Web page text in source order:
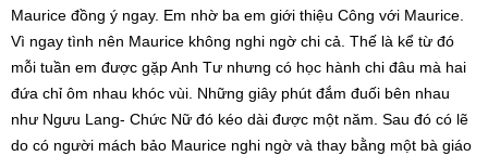
Maurice đồng ý ngay. Em nhờ ba em giới thiệu Công với Maurice.
Vì ngay tình nên Maurice không nghi ngờ chi cả. Thế là kể từ đó
mỗi tuần em được gặp Anh Tư nhưng có học hành chi đâu mà hai
đứa chỉ ôm nhau khóc vùi. Những giây phút đắm đuối bên nhau
như Ngưu Lang- Chức Nữ đó kéo dài được một năm. Sau đó có lẽ
do có người mách bảo Maurice nghi ngờ và thay bằng một bà giáo